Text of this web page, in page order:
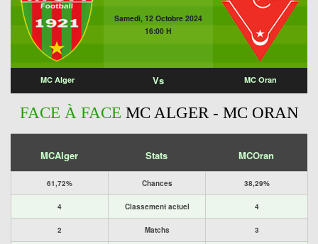
Samedi, 12 Octobre 2024
16:00 H
MC Alger Vs MC Oran
FACE À FACE MC ALGER - MC ORAN
MCAlger Stats MCOran
61,72% Chances 38,29%
4 Classement actuel 4
2 Matchs 3